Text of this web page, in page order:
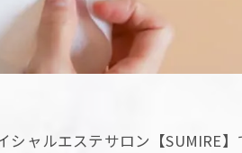
ャルエステサロン【SUMIRE